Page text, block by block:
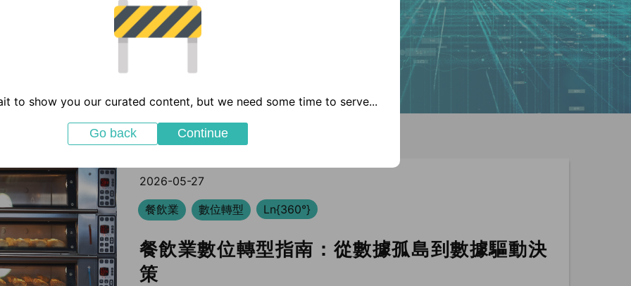
2026-05-27
餐飲業
數位轉型 Ln{360°}
餐飲業數位轉型指南：從數據孤島到數據驅動決
策
to show you our curated content, but we need some time to serve...
Go back Continue